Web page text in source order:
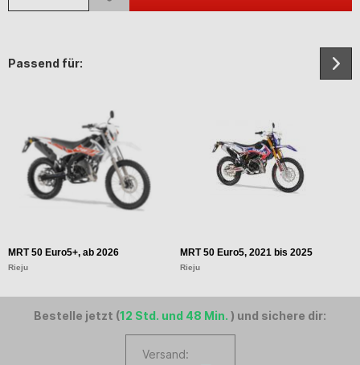
Passend für:
MRT 50 Euro5+, ab 2026
Rieju
MRT 50 Euro5, 2021 bis 2025
Rieju
Bestelle jetzt (12 Std. und 48 Min. ) und sichere dir:
Versand: